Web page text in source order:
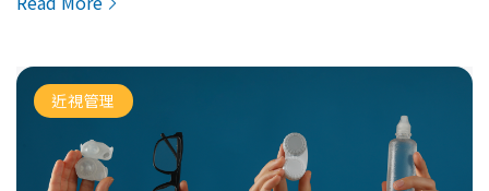
近視管理